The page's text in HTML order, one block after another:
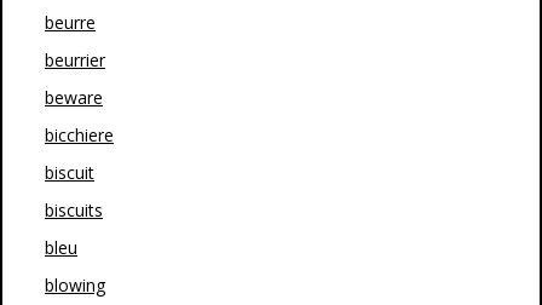
beurre
beurrier
beware
bicchiere
biscuit
biscuits
bleu
blowing